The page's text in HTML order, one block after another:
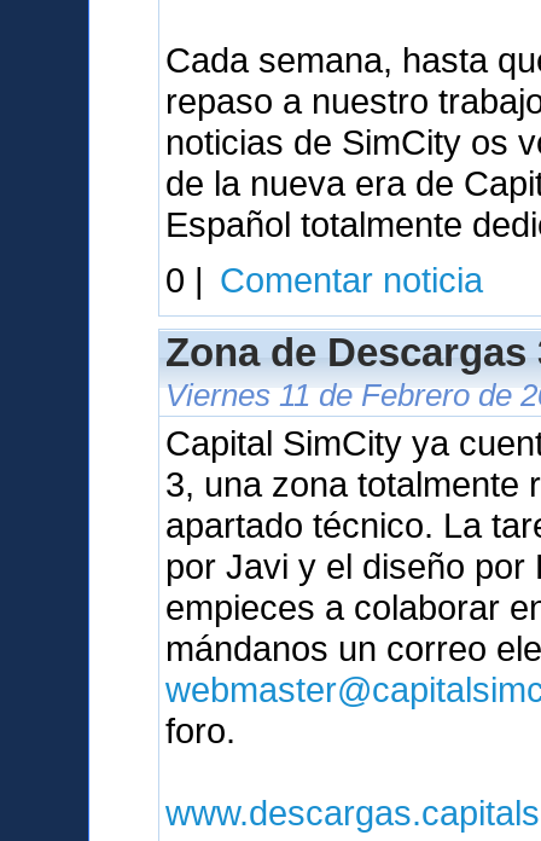
Cada semana, hasta
repaso a nuestro
noticias de SimCity os
de la nueva era de
Español totalmente
0 | Comentar noticia
Zona de Descargas
Viernes 11 de Febrero de
Capital SimCity ya
3, una zona totalmente
apartado técnico. La
por Javi y el diseño
empieces a colaborar
mándanos un correo
foro.